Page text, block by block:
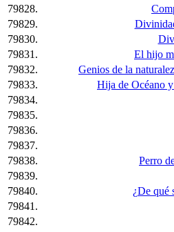
79828.
79829.
79830.
79831.
El hijo
79832.
Genios de la
79833.
Hija de Océano
79834.
79835.
79836.
79837.
79838.
Perro
79839.
79840.
¿De qué
79841.
79842.